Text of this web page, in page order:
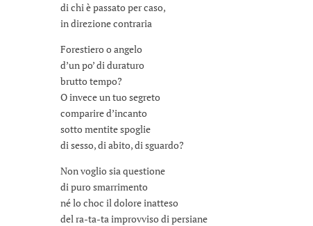
di chi è passato per caso,
in direzione contraria
Forestiero o angelo
d’un po’ di duraturo
brutto tempo?
O invece un tuo segreto
comparire d’incanto
sotto mentite spoglie
di sesso, di abito, di sguardo?
Non voglio sia questione
di puro smarrimento
né lo choc il dolore inatteso
del ra-ta-ta improvviso di persiane